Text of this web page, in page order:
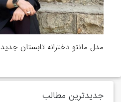
مدل مانتو دخترانه تابستان جدید
جدیدترین مطالب